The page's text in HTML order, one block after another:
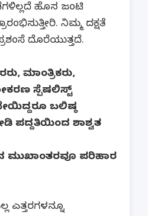
ಹೊಸ ಜಂಟಿ
ನಿಮ್ಮ ದಕ್ಷತೆ
ದೊರೆಯುತ್ತದೆ.
ಮಾಂತ್ರಿಕರು,
ಸ್ಪೆಷಲಿಸ್ಟ್
ಬಲಿಷ್ಠ
ಪದ್ದತಿಯಿಂದ ಶಾಶ್ವತ
ಮುಖಾಂತರವೂ ಪರಿಹಾರ
ಎತ್ತರಗಳನ್ನೂ